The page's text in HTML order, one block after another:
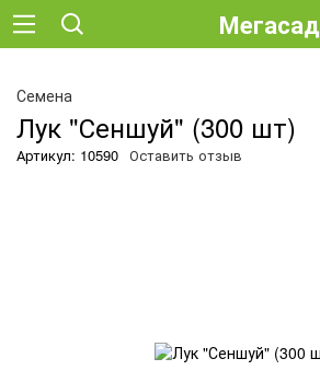
Семена
Лук "Сеншуй" (300 шт)
Артикул: 10590 Оставить отзыв
Мегасад